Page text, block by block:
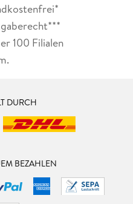
100 Filialen
DURCH
BEZAHLEN